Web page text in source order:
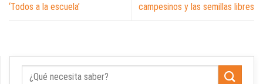
‘Todos a la escuela’
campesinos y las semillas libres